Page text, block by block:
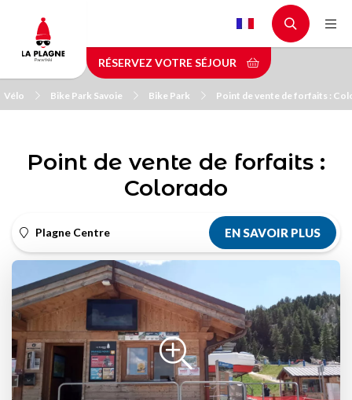
contenu
principal
RÉSERVEZ VOTRE SÉJOUR
Vélo Bike Park Savoie Bike Park Point de vente de forfaits :
Point de vente de forfaits :
Colorado
Plagne Centre EN SAVOIR PLUS